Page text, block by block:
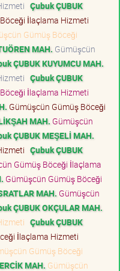
Çubuk ÇUBUK
İlaçlama Hizmeti
Gümüş Böceği
MAH. Gümüşcün
ÇUBUK KUYUMCU MAH.
Çubuk ÇUBUK
İlaçlama Hizmeti
Gümüşcün Gümüş Böceği
MAH. Gümüşcün
ÇUBUK MEŞELİ MAH.
Çubuk ÇUBUK
Gümüş Böceği İlaçlama
Gümüşcün Gümüş Böceği
MAH. Gümüşcün
ÇUBUK OKÇULAR MAH.
Çubuk ÇUBUK
İlaçlama Hizmeti
Gümüş Böceği
MAH. Gümüşcün